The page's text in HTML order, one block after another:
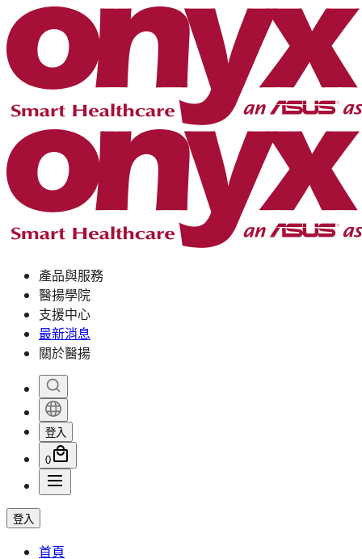
產品與服務
醫揚學院
支援中心
最新消息
關於醫揚
登入
0
登入
首頁